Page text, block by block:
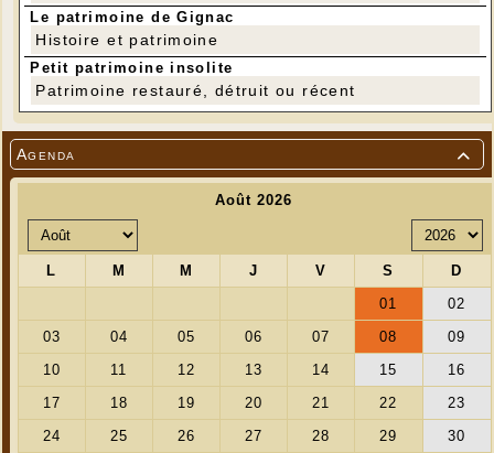

Agenda
Le patrimoine de Gignac
Histoire et patrimoine
Petit patrimoine insolite
Patrimoine restauré, détruit ou récent